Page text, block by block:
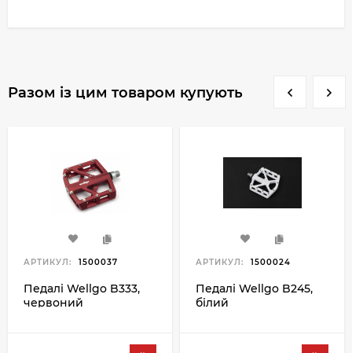
Разом із цим товаром купують
АРТИКУЛ: 1500037
Педалі Wellgo B333,
червоний
АРТИКУЛ: 1500024
Педалі Wellgo B245,
білий